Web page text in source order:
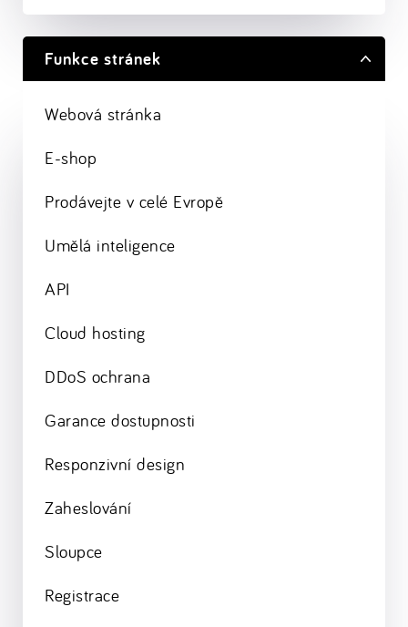
Funkce stránek
Webová stránka
E-shop
Prodávejte v celé Evropě
Umělá inteligence
API
Cloud hosting
DDoS ochrana
Garance dostupnosti
Responzivní design
Zaheslování
Sloupce
Registrace